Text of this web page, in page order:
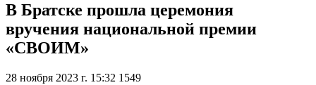
В Братске прошла церемония
вручения национальной премии
«СВОИМ»
28 ноября 2023 г. 15:32 1549